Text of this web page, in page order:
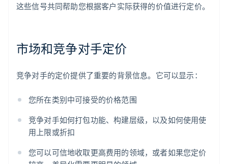
这些信号共同帮助您根据客户实际获得的价值进行定价。
市场和竞争对手定价
竞争对手的定价提供了重要的背景信息。它可以显示：
您所在类别中可接受的价格范围
竞争对手如何打包功能、构建层级，以及如何使用使
用上限或折扣
您可以可信地收取更高费用的领域，或者如果您定价